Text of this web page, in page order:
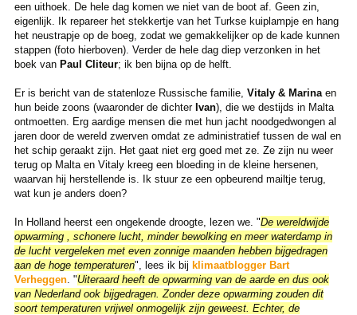
een uithoek. De hele dag komen we niet van de boot af. Geen zin,
eigenlijk. Ik repareer het stekkertje van het Turkse kuiplampje en hang
het neustrapje op de boeg, zodat we gemakkelijker op de kade kunnen
stappen (foto hierboven). Verder de hele dag diep verzonken in het
boek van Paul Cliteur; ik ben bijna op de helft.
Er is bericht van de statenloze Russische familie, Vitaly & Marinaen
hun beide zoons (waaronder de dichterIvan), die we destijds in Malta
ontmoetten. Erg aardige mensen die met hun jacht noodgedwongen al
jaren door de wereld zwerven omdat ze administratief tussen de wal en
het schip geraakt zijn. Het gaat niet erg goed met ze. Ze zijn nu weer
terug op Malta en Vitaly kreeg een bloeding in de kleine hersenen,
waarvan hij herstellende is. Ik stuur ze een opbeurend mailtje terug,
wat kun je anders doen?
In Holland heerst een ongekende droogte, lezen we. "De wereldwijde
opwarming , schonere lucht, minder bewolking en meer waterdamp in
de lucht vergeleken met even zonnige maanden hebben bijgedragen
aan de hoge temperaturen", lees ik bij klimaatblogger Bart
Verheggen. "Uiteraard heeft de opwarming van de aarde en dus ook
van Nederland ook bijgedragen. Zonder deze opwarming zouden dit
soort temperaturen vrijwel onmogelijk zijn geweest. Echter, de